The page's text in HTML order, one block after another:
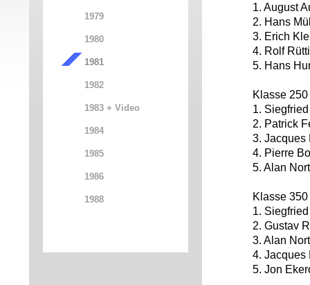
1979
1980
1981
1982
1983 + Video
1984
1985
1986
1988
1. August
2. Hans
3. Erich
4. Rolf
5. Hans
Klasse
1.
2. Patrick
3.
4. Pierre
5. Alan
Klasse
1.
2. Gustav
3. Alan
4.
5. Jon